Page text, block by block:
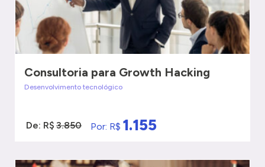
Consultoria para Growth Hacking
Desenvolvimento tecnológico
De: R$ 3.850 Por: R$ 1.155